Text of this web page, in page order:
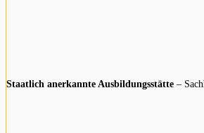
Staatlich anerkannte Ausbildungsstätte –